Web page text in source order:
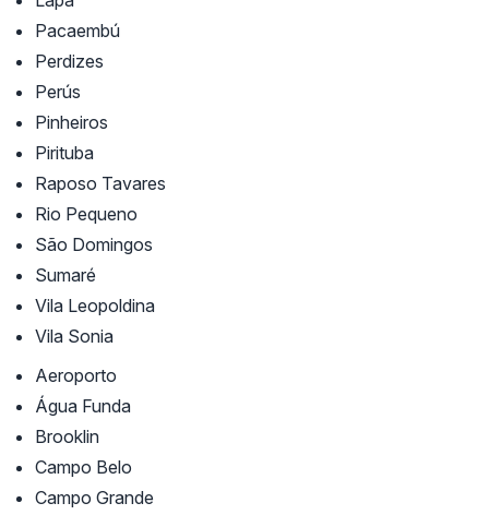
Pacaembú
Perdizes
Perús
Pinheiros
Pirituba
Raposo Tavares
Rio Pequeno
São Domingos
Sumaré
Vila Leopoldina
Vila Sonia
Aeroporto
Água Funda
Brooklin
Campo Belo
Campo Grande